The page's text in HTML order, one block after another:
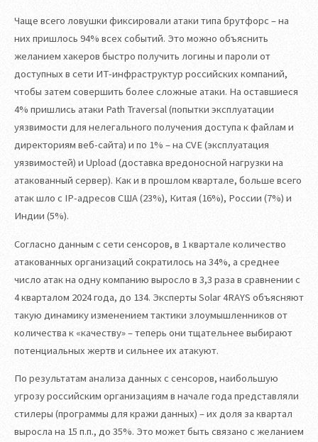
Чаще всего ловушки фиксировали атаки типа брутфорс – на
них пришлось 94% всех событий. Это можно объяснить
желанием хакеров быстро получить логины и пароли от
доступных в сети ИТ-инфраструктур российских компаний,
чтобы затем совершить более сложные атаки. На оставшиеся
4% пришлись атаки Path Traversal (попытки эксплуатации
уязвимости для нелегального получения доступа к файлам и
директориям веб-сайта) и по 1% – на CVE (эксплуатация
уязвимостей) и Upload (доставка вредоносной нагрузки на
атакованный сервер). Как и в прошлом квартале, больше всего
атак шло с IP-адресов США (23%), Китая (16%), России (7%) и
Индии (5%).
Согласно данным с сети сенсоров, в 1 квартале количество
атакованных организаций сократилось на 34%, а среднее
число атак на одну компанию выросло в 3,3 раза в сравнении с
4 кварталом 2024 года, до 134. Эксперты Solar 4RAYS объясняют
такую динамику изменением тактики злоумышленников от
количества к «качеству» – теперь они тщательнее выбирают
потенциальных жертв и сильнее их атакуют.
По результатам анализа данных с сенсоров, наибольшую
угрозу российским организациям в начале года представляли
стилеры (программы для кражи данных) – их доля за квартал
выросла на 15 п.п., до 35%. Это может быть связано с желанием